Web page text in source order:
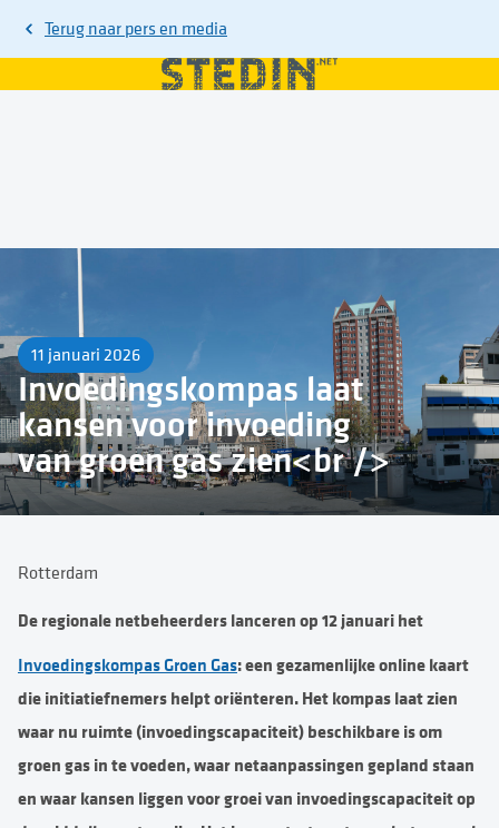
Terug naar pers en media
11 januari 2026
Invoedingskompas laat
kansen voor invoeding
van groen gas zien<br />
Rotterdam
De regionale netbeheerders lanceren op 12 januari het
Invoedingskompas Groen Gas: een gezamenlijke online kaart
die initiatiefnemers helpt oriënteren. Het kompas laat zien
waar nu ruimte (invoedingscapaciteit) beschikbare is om
groen gas in te voeden, waar netaanpassingen gepland staan
en waar kansen liggen voor groei van invoedingscapaciteit op